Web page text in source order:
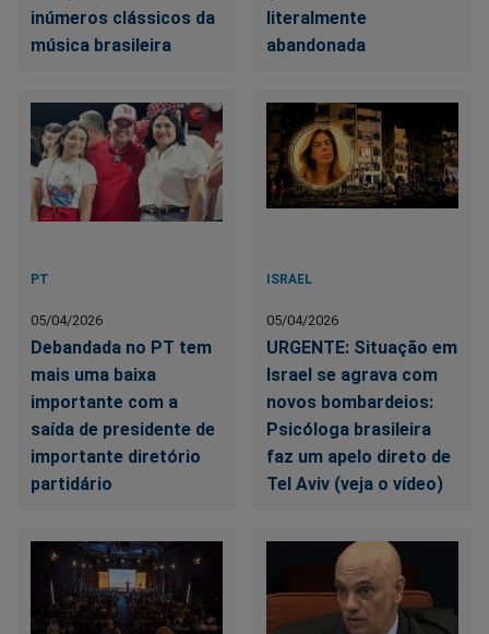
inúmeros clássicos da
música brasileira
literalmente
abandonada
PT
05/04/2026
Debandada no PT tem
mais uma baixa
importante com a
saída de presidente de
importante diretório
partidário
ISRAEL
05/04/2026
URGENTE: Situação em
Israel se agrava com
novos bombardeios:
Psicóloga brasileira
faz um apelo direto de
Tel Aviv (veja o vídeo)